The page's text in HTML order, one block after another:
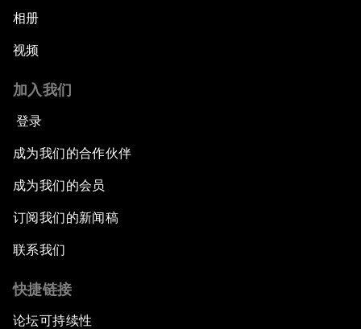
相册
视频
加入我们
登录
成为我们的合作伙伴
成为我们的会员
订阅我们的新闻稿
联系我们
快捷链接
论坛可持续性